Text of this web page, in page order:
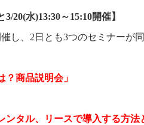
​​3/20(水)13:30～15:10開催​​​】
し、2日とも3つのセミナーが
？商品説明会」
ンタル、リースで導入する方法